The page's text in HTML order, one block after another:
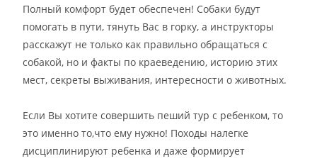
Полный комфорт будет обеспечен! Собаки будут
помогать в пути, тянуть Вас в горку, а инструкторы
расскажут не только как правильно обращаться с
собакой, но и факты по краеведению, историю этих
мест, секреты выживания, интересности о животных.
Если Вы хотите совершить пеший тур с ребенком, то
это именно то,что ему нужно! Походы налегке
дисциплинируют ребенка и даже формирует